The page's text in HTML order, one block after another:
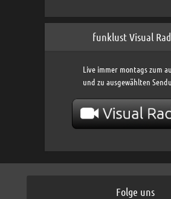
funklust Visual
Live immer montags zum
und zu ausgewählten
Folge uns